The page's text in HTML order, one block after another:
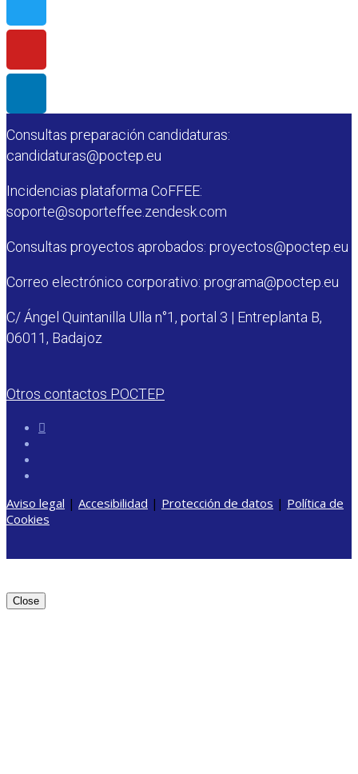
Contacto
Contacto Secretaría Conjunta:
Consultas preparación candidaturas:
candidaturas@poctep.eu
Incidencias plataforma CoFFEE:
soporte@soporteffee.zendesk.com
Consultas proyectos aprobados: proyectos@poctep.eu
Correo electrónico corporativo: programa@poctep.eu
C/ Ángel Quintanilla Ulla n°1, portal 3 | Entreplanta B,
06011, Badajoz
Otros contactos POCTEP
Aviso legal | Accesibilidad | Protección de datos | Política de
Cookies
Close